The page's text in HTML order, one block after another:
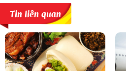
Tin liên quan